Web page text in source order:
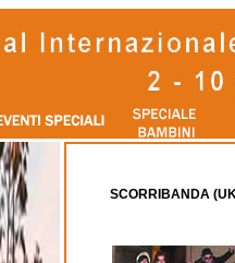
SCORRIBANDA